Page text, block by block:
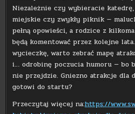
Niezależnie czy wybieracie
miejskie czy zwykły piknik —
pełną opowieści, a rodzice z
będą komentować przez kolejne
wycieczkę, warto zebrać mapę
i… odrobinę poczucia humoru — bo
nie przejdzie. Gniezno atrakcje dla
gotowi do startu?
Przeczytaj więcej na:https://